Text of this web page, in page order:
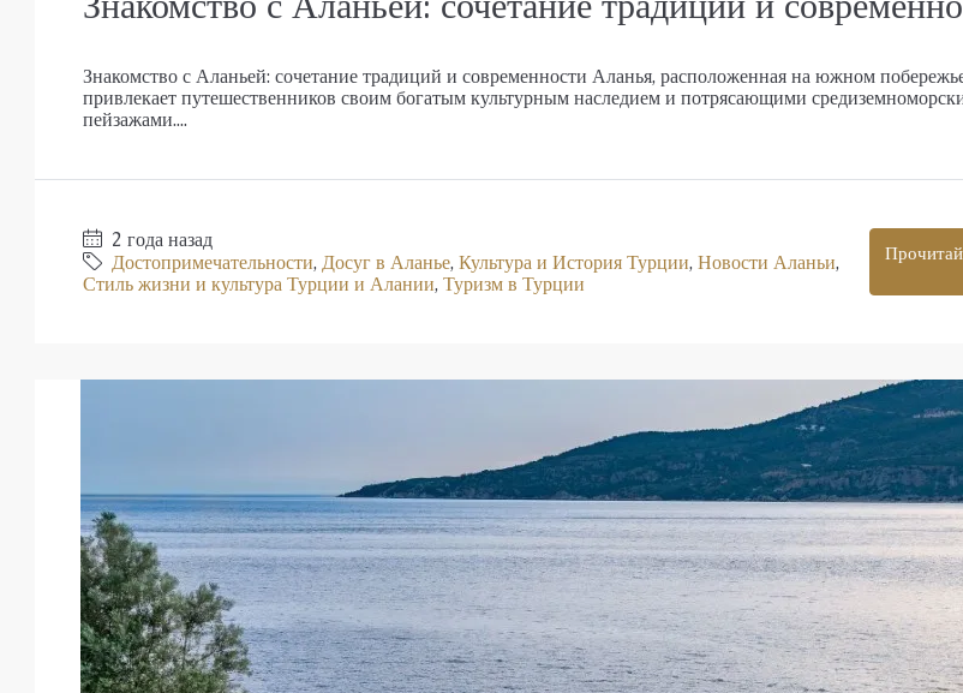
Знакомство с Аланьей: сочетание традиций и современности Аланья, расположенная на южном
привлекает путешественников своим богатым культурным наследием и потрясающими
пейзажами....
2 года назад
Достопримечательности, Досуг в Аланье, Культура и История Турции, Новости Аланьи,
Стиль жизни и культура Турции и Алании, Туризм в Турции